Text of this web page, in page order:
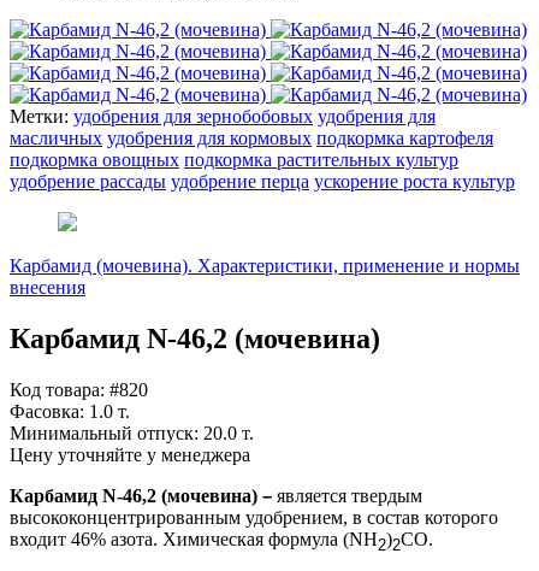
Метки: удобрения для зернобобовых удобрения для
масличных удобрения для кормовых подкормка картофеля
подкормка овощных подкормка растительных культур
удобрение рассады удобрение перца ускорение роста культур
Карбамид (мочевина). Характеристики, применение и нормы
внесения
Карбамид N-46,2 (мочевина)
Код товара: #820
Фасовка: 1.0 т.
Минимальный отпуск: 20.0 т.
Цену уточняйте у менеджера
Карбамид N-46,2 (мочевина) – является твердым
высококонцентрированным удобрением, в состав которого
входит 46% азота. Химическая формула (NH2)2СО.